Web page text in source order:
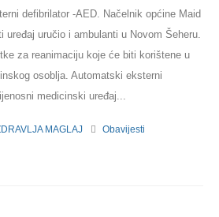
defibrilator -AED. Načelnik općine Maid
uređaj uručio i ambulanti u Novom Šeheru.
za reanimaciju koje će biti korištene u
osoblja. Automatski eksterni
medicinski uređaj...
MAGLAJ Obavijesti